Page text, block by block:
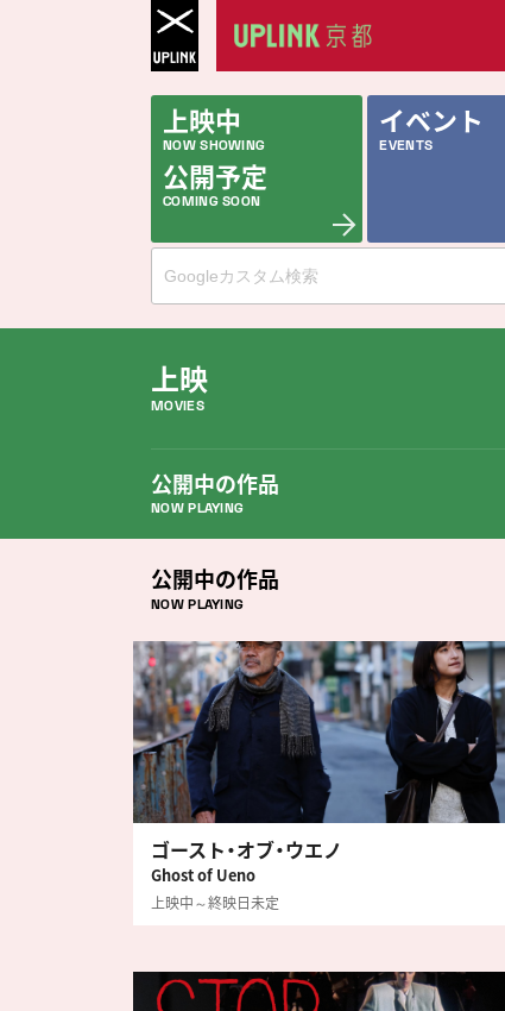
上映中
NOW SHOWING
公開予定
COMING SOON
イベント
EVENTS
上映
MOVIES
公開中の作品
NOW PLAYING
公開中の作品
NOW PLAYING
ゴースト・オブ・ウエノ
Ghost of Ueno
上映中～終映日未定